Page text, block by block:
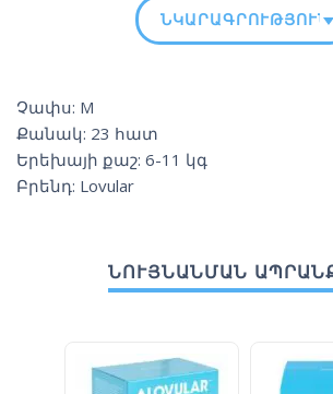
ՆԿԱՐԱԳՐՈՒԹՅՈՒՆ
Չափս: M
Քանակ: 23 հատ
Երեխայի քաշ: 6-11 կգ
Բրենդ: Lovular
ՆՈՒՅՆԱՆՄԱՆ